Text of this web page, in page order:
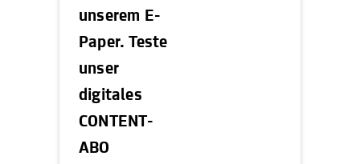
unserem E-
Paper. Teste
unser
digitales
CONTENT-
ABO